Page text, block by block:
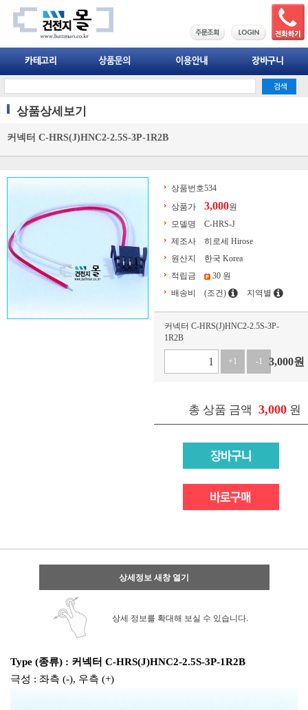
상품상세보기
커넥터 C-HRS(J)HNC2-2.5S-3P-1R2B
상품번호534
상품가
3,000원
모델명
C-HRS-J
제조사
히로세 Hirose
원산지
한국 Korea
적립금
30 원
배송비
(조건) 지역별
커넥터 C-HRS(J)HNC2-2.5S-3P-
1R2B
+1 -1 3,000원
총 상품 금액 3,000 원
상세정보 새창 열기
상세 정보를 확대해 보실 수 있습니다.
Type (종류) : 커넥터 C-HRS(J)HNC2-2.5S-3P-1R2B
극성 : 좌측 (-), 우측 (+)